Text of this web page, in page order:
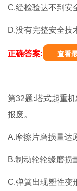
C.经检验达不到安
D.没有完整安全技
正确答案: 查看
第32题:塔式起重
报废。
A.摩擦片磨损量达
B.制动轮轮缘磨损
C.弹簧出现塑性变